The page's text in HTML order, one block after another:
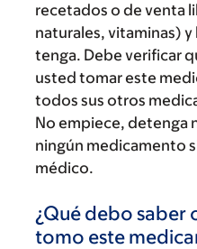
recetados o de venta
naturales, vitaminas)
tenga. Debe verificar
usted tomar este
todos sus otros
No empiece, detenga
ningún medicamento
médico.
¿Qué debo saber
tomo este